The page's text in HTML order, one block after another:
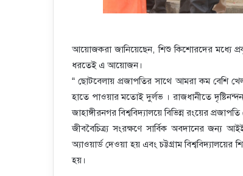
আয়োজকরা জানিয়েছেন, শিশু কিশোরদের মধ্যে
ধরতেই এ আয়োজন।
“ ছোটবেলায় প্রজাপতির সাথে আমরা কম বেশি
হাতে পাওয়ার মতোই দুর্লভ । রাজধানীতে
জাহাঙ্গীরনগর বিশ্ববিদ্যালয়ে বিভিন্ন রংয়ের
জীববৈচিত্র্য সংরক্ষণে সার্বিক অবদানের জন্য
অ্যাওয়ার্ড দেওয়া হয় এবং চট্টগ্রাম বিশ্ববিদ্যালয়ের
হয়।